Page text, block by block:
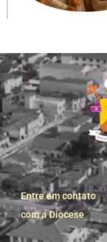
Entre em contato
com a Diocese